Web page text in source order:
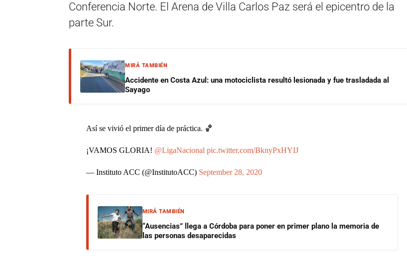
Conferencia Norte. El Arena de Villa Carlos Paz será el epicentro de la
parte Sur.
MIRÁ TAMBIÉN
Accidente en Costa Azul: una motociclista resultó lesionada y fue trasladada al
Sayago
Así se vivió el primer día de práctica. 🏀
¡VAMOS GLORIA! @LigaNacional pic.twitter.com/BknyPxHYIJ
— Instituto ACC (@InstitutoACC) September 28, 2020
MIRÁ TAMBIÉN
“Ausencias” llega a Córdoba para poner en primer plano la memoria de
las personas desaparecidas